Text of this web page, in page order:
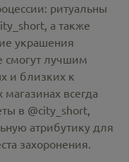
ритуальны
а также
украшения
смогут лучшим
и близких к
всегда
в @city_short,
атрибутику для
захоронения.